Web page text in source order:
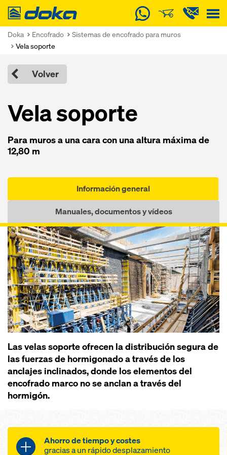
Doka
Doka Encofrado
Sistemas de encofrado para muros
Vela soporte
Volver
Vela soporte
Para muros a una cara con una altura máxima de
12,80 m
Información general
Manuales, documentos y vídeos
Las velas soporte ofrecen la distribución segura de
las fuerzas de hormigonado a través de los
anclajes inclinados, donde los elementos del
encofrado marco no se anclan a través del
hormigón.
Ahorro de tiempo y costes
gracias a un rápido desplazamiento